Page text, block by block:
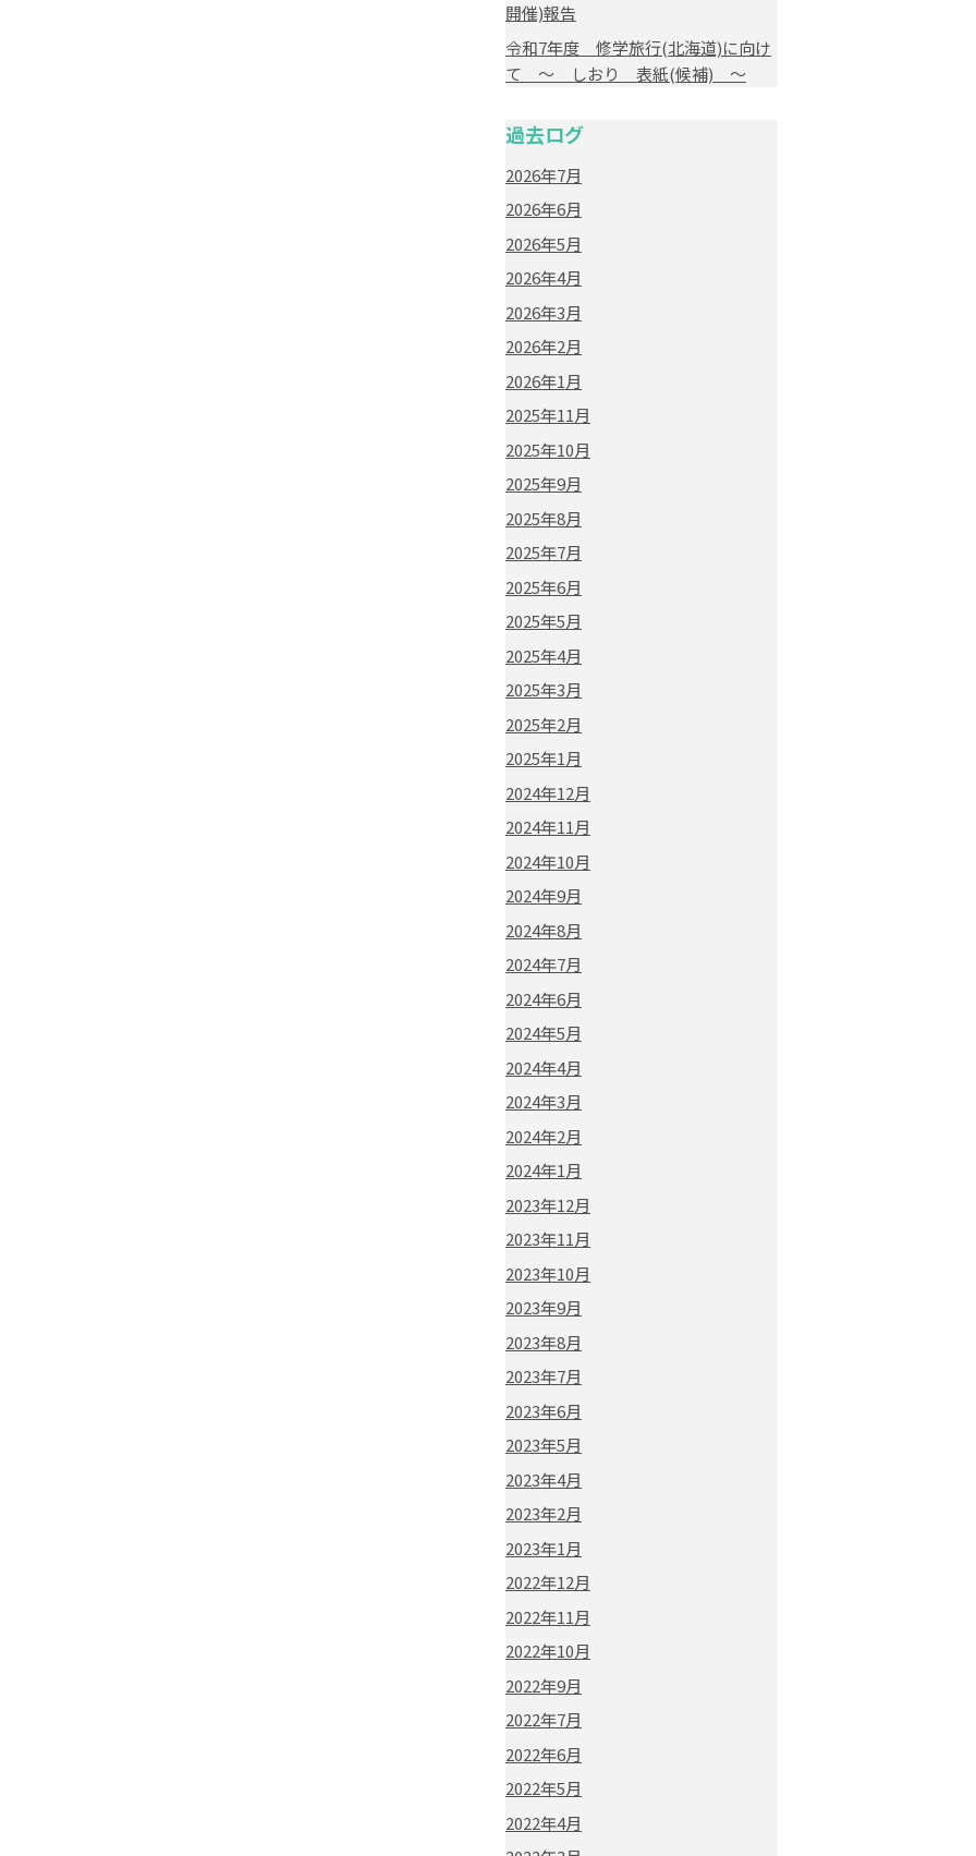
開催)報告
令和7年度 修学旅行(北海道)に向け
て ～ しおり 表紙(候補) ～
過去ログ
2026年7月
2026年6月
2026年5月
2026年4月
2026年3月
2026年2月
2026年1月
2025年11月
2025年10月
2025年9月
2025年8月
2025年7月
2025年6月
2025年5月
2025年4月
2025年3月
2025年2月
2025年1月
2024年12月
2024年11月
2024年10月
2024年9月
2024年8月
2024年7月
2024年6月
2024年5月
2024年4月
2024年3月
2024年2月
2024年1月
2023年12月
2023年11月
2023年10月
2023年9月
2023年8月
2023年7月
2023年6月
2023年5月
2023年4月
2023年2月
2023年1月
2022年12月
2022年11月
2022年10月
2022年9月
2022年7月
2022年6月
2022年5月
2022年4月